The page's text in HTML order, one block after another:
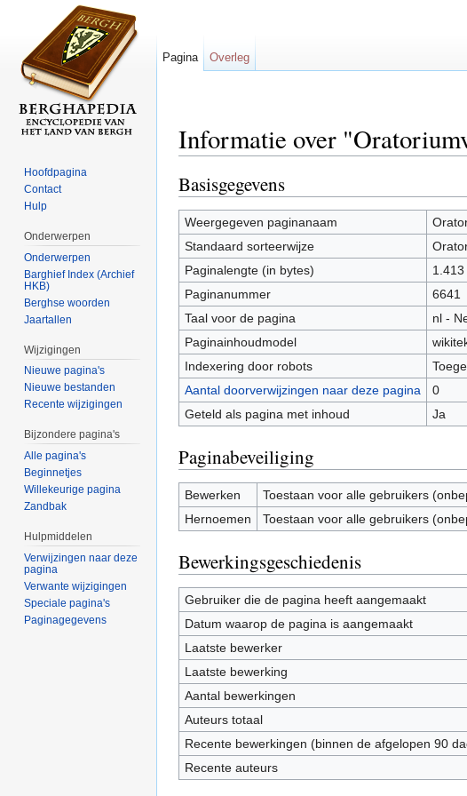
Informatie over
Basisgegevens
Weergegeven paginanaam
Standaard sorteerwijze
Paginalengte (in bytes)
1.413
Paginanummer
6641
Taal voor de pagina
nl -
Paginainhoudmodel
Indexering door robots
Aantal doorverwijzingen naar deze pagina
0
Geteld als pagina met inhoud
Ja
Paginabeveiliging
Bewerken
Toestaan voor alle gebruikers
Hernoemen
Toestaan voor alle gebruikers
Bewerkingsgeschiedenis
Gebruiker die de pagina heeft aangemaakt
Datum waarop de pagina is aangemaakt
Laatste bewerker
Laatste bewerking
Aantal bewerkingen
Auteurs totaal
Recente bewerkingen (binnen de afgelopen 90
Recente auteurs
Pagina Overleg
Hoofdpagina
Contact
Hulp
Onderwerpen
Onderwerpen
Barghief Index (Archief
HKB)
Berghse woorden
Jaartallen
Wijzigingen
Nieuwe pagina's
Nieuwe bestanden
Recente wijzigingen
Bijzondere pagina's
Alle pagina's
Beginnetjes
Willekeurige pagina
Zandbak
Hulpmiddelen
Verwijzingen naar deze
pagina
Verwante wijzigingen
Speciale pagina's
Paginagegevens